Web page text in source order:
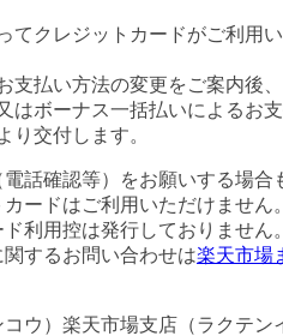
てクレジットカードがご利用
支払い方法の変更をご案内後
はボーナス一括払いによるお
り交付します。
話確認等）をお願いする場合
ードはご利用いただけません。
利用控は発行しておりません。
するお問い合わせは楽天市場
コウ）楽天市場支店（ラクテ